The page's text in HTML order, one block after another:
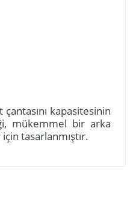
kapasitesinin
mükemmel bir arka
tasarlanmıştır.